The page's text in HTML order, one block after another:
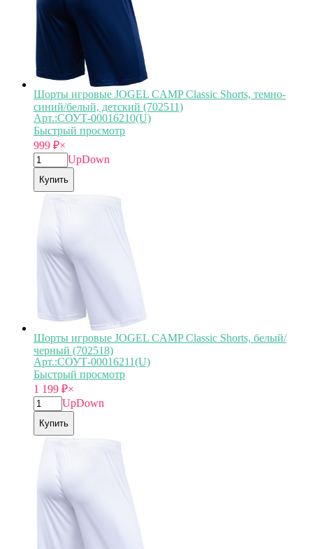
Шорты игровые JOGEL CAMP Classic Shorts, темно-
синий/белый, детский (702511)
Арт.:СОУТ-00016210(U)
Быстрый просмотр
999 ₽×
UpDown
Купить
Шорты игровые JOGEL CAMP Classic Shorts, белый/
черный (702518)
Арт.:СОУТ-00016211(U)
Быстрый просмотр
1 199 ₽×
UpDown
Купить